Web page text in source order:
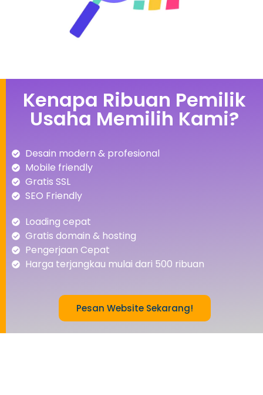
Kenapa Ribuan Pemilik
Usaha Memilih Kami?
Desain modern & profesional
Mobile friendly
Gratis SSL
SEO Friendly
Loading cepat
Gratis domain & hosting
Pengerjaan Cepat
Harga terjangkau mulai dari 500 ribuan
Pesan Website Sekarang!